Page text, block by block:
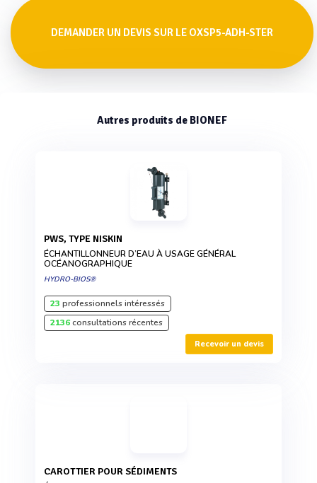
DEMANDER UN DEVIS SUR LE OXSP5-ADH-STER
Autres produits de BIONEF
PWS, TYPE NISKIN
ÉCHANTILLONNEUR D’EAU À USAGE GÉNÉRAL
OCÉANOGRAPHIQUE
HYDRO-BIOS®
23 professionnels intéressés
2136consultations récentes
Recevoir un devis
CAROTTIER POUR SÉDIMENTS